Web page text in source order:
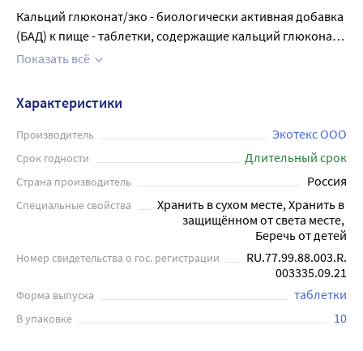
Кальций глюконат/эко - биологически активная добавка
(БАД) к пище - таблетки, содержащие кальций глюконат
массой 0,5 г каждая. Этот препарат используется в
дополнительного источника кальция. Суточная доза, 4
таблетки, содержит кальция 162 мг. Таблетки
предназначены для приема внутрь, взрослыми по 2
таблетки 2 раза в день во время еды.
упаковках по 10 таблеток.
Показать всё
Характеристики
Производитель Экотекс ООО
Срок годности Длительный срок
Страна производитель Россия
Специальные свойства
Хранить в сухом месте, Хранить в
защищённом от света месте,
Беречь от детей
Номер свидетельства о гос. регистрации
RU.77.99.88.003.R.
003335.09.21
Форма выпуска таблетки
В упаковке 10